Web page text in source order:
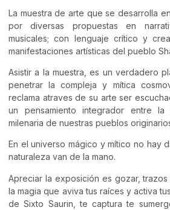
La muestra de arte que se desarrolla
por diversas propuestas en
musicales; con lenguaje crítico y
manifestaciones artísticas del pueblo
Asistir a la muestra, es un verdadero
penetrar la compleja y mítica
reclama atraves de su arte ser
un pensamiento integrador entre
milenaria de nuestras pueblos
En el universo mágico y mítico no hay
naturaleza van de la mano.
Apreciar la exposición es gozar,
la magia que aviva tus raíces y activa
de Sixto Saurin, te captura te